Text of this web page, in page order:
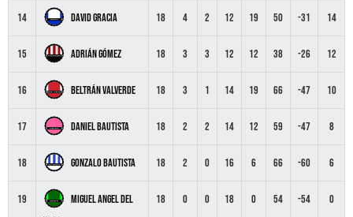
14 David Gracia 18 4 2 12 19 50 -31 14
15 Adrián Gómez 18 3 3 12 12 38 -26 12
16 Beltrán Valverde 18 3 1 14 19 66 -47 10
17 Daniel Bautista 18 2 2 14 12 59 -47 8
18 Gonzalo Bautista 18 2 0 16 6 66 -60 6
19
Miguel Angel Del
18 0 0 18 0 54 -54 0